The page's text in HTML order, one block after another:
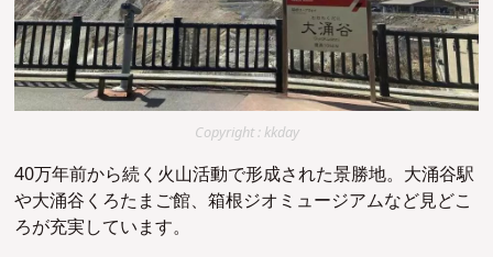
Copyright : kkday
40万年前から続く火山活動で形成された景勝地。大涌谷駅
や大涌谷くろたまご館、箱根ジオミュージアムなど見どこ
ろが充実しています。